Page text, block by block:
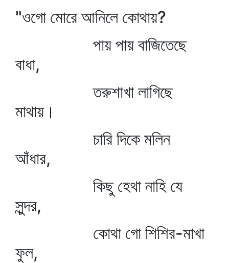
"ওগো মোরে আনিলে কোথায়?
পায় পায় বাজিতেছে
বাধা,
তরুশাখা লাগিছে
মাথায়।
চারি দিকে মলিন
আঁধার,
কিছু হেথা নাহি যে
সুন্দর,
কোথা গো শিশির-মাখা
ফুল,